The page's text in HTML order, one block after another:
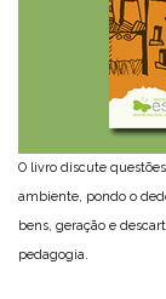
O livro discute
ambiente, pondo o
bens, geração e
pedagogia.